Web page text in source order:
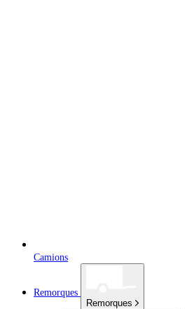
Camions
Remorques
Remorques